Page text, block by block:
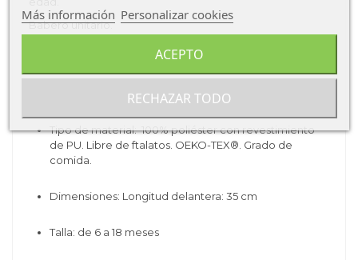
Babero unitario.
Características del Babero
Tipo de producto: Babero.
Tipo de material:100% poliéster con revestimiento
de PU. Libre de ftalatos. OEKO-TEX®. Grado de
comida.
Dimensiones: Longitud delantera: 35 cm
Talla: de 6 a 18 meses
Más información Personalizar cookies
RECHAZAR TODO
ACEPTO